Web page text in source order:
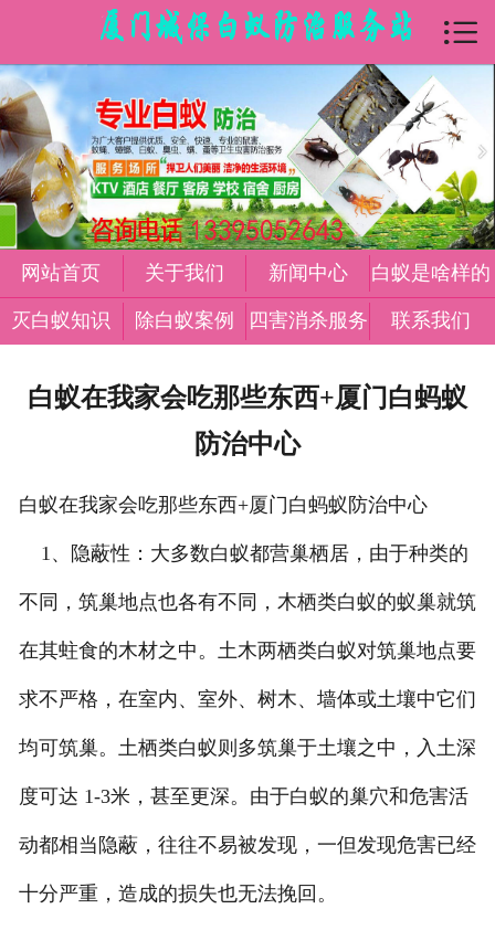
 首页
关于我们
新闻中心
白蚁是怎么样
灭白蚁知识
除白蚁案例

网站首页 关于我们 新闻中心 白蚁是啥样的
灭白蚁知识 除白蚁案例 四害消杀服务 联系我们
白蚁在我家会吃那些东西+厦门白蚂蚁
防治中心
白蚁在我家会吃那些东西+厦门白蚂蚁防治中心
1、隐蔽性：大多数白蚁都营巢栖居，由于种类的
不同，筑巢地点也各有不同，木栖类白蚁的蚁巢就筑
在其蛀食的木材之中。土木两栖类白蚁对筑巢地点要
求不严格，在室内、室外、树木、墙体或土壤中它们
均可筑巢。土栖类白蚁则多筑巢于土壤之中，入土深
度可达 1-3米，甚至更深。由于白蚁的巢穴和危害活
动都相当隐蔽，往往不易被发现，一但发现危害已经
十分严重，造成的损失也无法挽回。